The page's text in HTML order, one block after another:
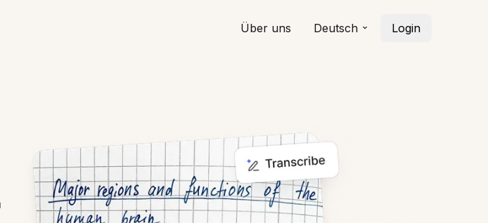
Über uns Deutsch Login